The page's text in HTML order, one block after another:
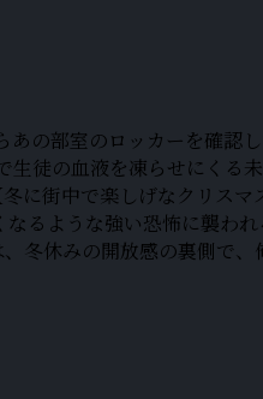
の部室のロッカーを確認
徒の血液を凍らせにくる
に街中で楽しげなクリスマ
るような強い恐怖に襲われ
冬休みの開放感の裏側で